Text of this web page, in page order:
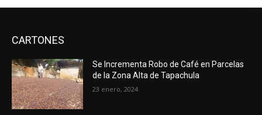
CARTONES
Se Incrementa Robo de Café en Parcelas
de la Zona Alta de Tapachula
23 enero, 2024